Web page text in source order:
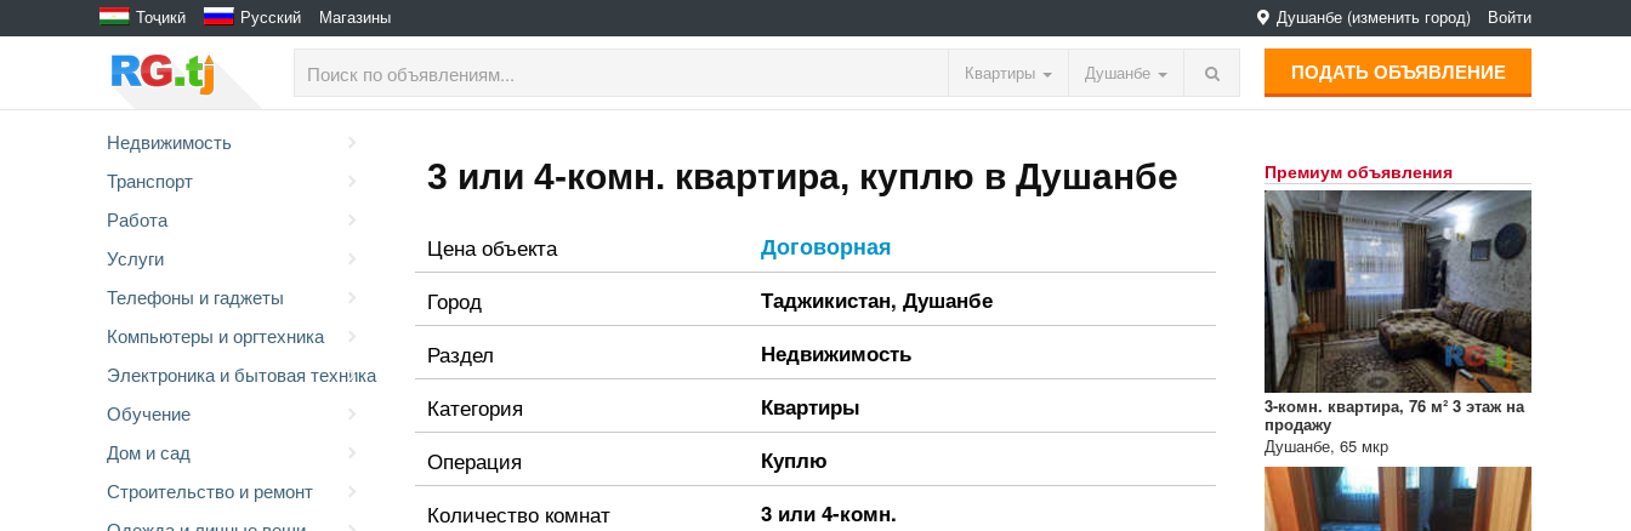
Тоҷикӣ Русский Магазины Душанбе (изменить город) Войти
Квартиры Душанбе ПОДАТЬ ОБЪЯВЛЕНИЕ
Недвижимость
Транспорт
Работа
Услуги
Телефоны и гаджеты
Компьютеры и оргтехника
Электроника и бытовая техника
Обучение
Дом и сад
Строительство и ремонт
3 или 4-комн. квартира, куплю в Душанбе
Цена объекта Договорная
Город Таджикистан, Душанбе
Раздел Недвижимость
Категория Квартиры
Операция Куплю
Количество комнат 3 или 4-комн.
Премиум объявления
3-комн. квартира, 76 м² 3 этаж на
продажу
Душанбе, 65 мкр